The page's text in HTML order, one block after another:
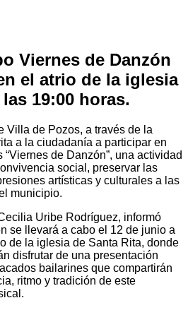
Viernes de Danzón
el atrio de la iglesia
19:00 horas.
Villa de Pozos, a través de la
a la ciudadanía a participar en
de Danzón”, una actividad
social, preservar las
artísticas y culturales a las
municipio.
Uribe Rodríguez, informó
se llevará a cabo el 12 de junio a
de la iglesia de Santa Rita, donde
disfrutar de una presentación
bailarines que compartirán
ritmo y tradición de este